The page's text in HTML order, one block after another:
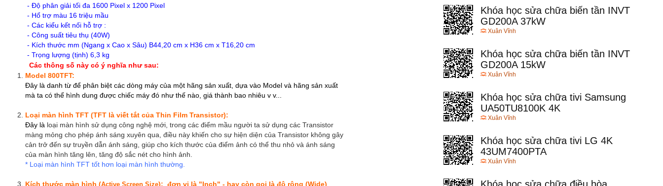
- Độ phân giải tối đa 1600 Pixel x 1200 Pixel
- Hổ trợ màu 16 triệu mầu
- Các kiểu kết nối hỗ trợ :
- Công suất tiêu thụ (40W)
- Kích thước mm (Ngang x Cao x Sâu) B44,20 cm x H36 cm x T16,20 cm
- Trọng lượng (tịnh) 6,3 kg
Các thông số này có ý nghĩa như sau:
Model 800TFT:
Đây là danh từ để phân biệt các dòng máy của một hãng sản xuất, dựa vào Model và hãng sản xuất
mà ta có thể hình dung được chiếc máy đó như thế nào, giá thành bao nhiêu v v...
Loại màn hình TFT (TFT là viết tắt của Thin Film Transistor):
Đây là loại màn hình sử dụng công nghệ mới, trong các điểm mầu người ta sử dụng các Transistor
màng mỏng cho phép ánh sáng xuyên qua, điều này khiến cho sự hiện diện của Transistor không gây
cản trở đến sự truyền dẫn ánh sáng, giúp cho kích thước của điểm ảnh có thể thu nhỏ và ánh sáng
của màn hình tăng lên, tăng độ sắc nét cho hình ảnh.
* Loại màn hình TFT tốt hơn loại màn hình thường.
Kích thước màn hình (Active Screen Size): đơn vị là "Inch" - hay còn gọi là độ rộng (Wide)
Khóa học sửa chữa biến tần INVT
GD200A 37kW
Xuân Vĩnh
Khóa học sửa chữa biến tần INVT
GD200A 15kW
Xuân Vĩnh
Khóa học sửa chữa tivi Samsung
UA50TU8100K 4K
Xuân Vĩnh
Khóa học sửa chữa tivi LG 4K
43UM7400PTA
Xuân Vĩnh